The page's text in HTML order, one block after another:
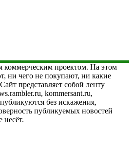
коммерческим проектом. На этом
ни чего не покупают, ни какие
представляет собой ленту
kommersant.ru,
без искажения,
публикуемых новостей
несёт.